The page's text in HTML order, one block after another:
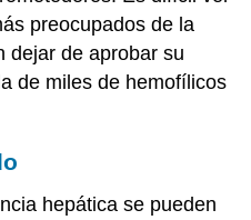
preocupados de la
dejar de aprobar su
de miles de hemofílicos
hepática se pueden